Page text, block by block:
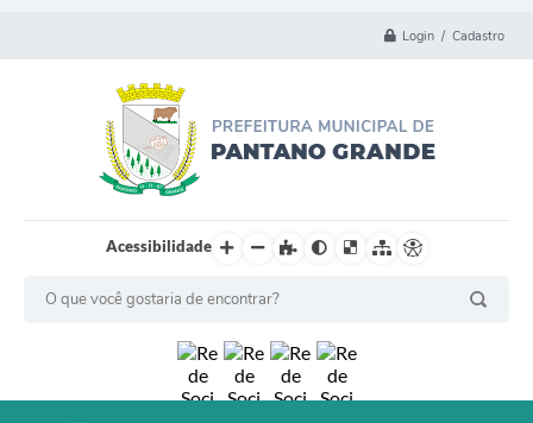
Login / Cadastro
Acessibilidade